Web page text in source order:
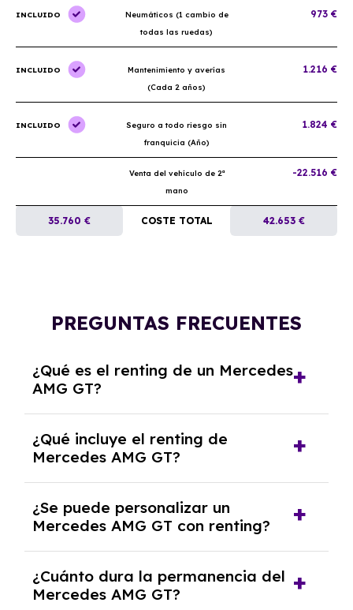
INCLUIDO
Neumáticos (1 cambio de
todas las ruedas)
973 €
INCLUIDO
Mantenimiento y averías
(Cada 2 años)
1.216 €
INCLUIDO
Seguro a todo riesgo sin
franquicia (Año)
1.824 €
Venta del vehículo de 2ª
mano
-22.516 €
35.760 € COSTE TOTAL 42.653 €
PREGUNTAS FRECUENTES
¿Qué es el renting de un Mercedes
AMG GT?
contrato de alquiler a largo plazo en el que
pagas una cuota mensual fija por el uso del
coche durante un periodo determinado,
generalmente entre 2 y 5 años.
¿Qué incluye el renting de
Mercedes AMG GT?
seguro a todo riesgo, mantenimiento,
reparaciones, impuestos, asistencia en
carretera y gestión de la documentación.
¿Se puede personalizar un
Mercedes AMG GT con renting?
opciones y equipamiento adicional, siempre y
cuando lo pactes con la empresa de renting.
¿Cuánto dura la permanencia del
Mercedes AMG GT?